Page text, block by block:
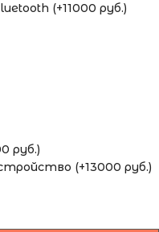
(+11000 руб.)
руб.)
(+13000 руб.)